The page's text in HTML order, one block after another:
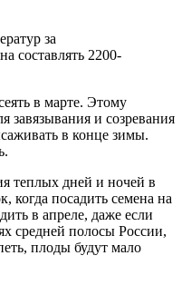
за
составлять 2200-
в марте. Этому
завязывания и созревания
в конце зимы.
теплых дней и ночей в
когда посадить семена на
в апреле, даже если
средней полосы России,
плоды будут мало